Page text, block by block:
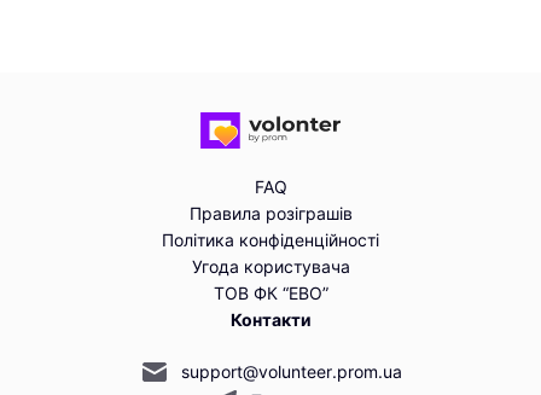
FAQ
Правила розіграшів
Політика конфіденційності
Угода користувача
ТОВ ФК “ЕВО”
Контакти
support@volunteer.prom.ua